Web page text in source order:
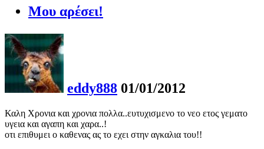
Μου αρέσει!
eddy888 01/01/2012
Καλη Χρονια και χρονια πολλα..ευτυχισμενο το νεο ετος γεματο
υγεια και αγαπη και χαρα..!
οτι επιθυμει ο καθενας ας το εχει στην αγκαλια του!!